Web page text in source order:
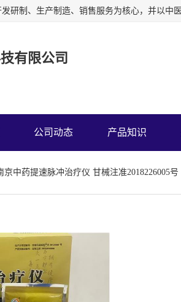
有限公司
公司动态 产品知识
京中药提速脉冲治疗仪 甘械注准2018226005号